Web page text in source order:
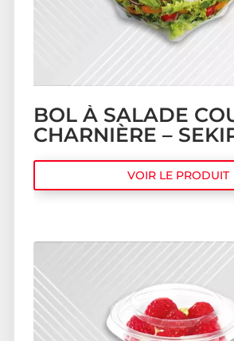
BOL À SALADE
CHARNIÈRE –
VOIR LE PRODUIT